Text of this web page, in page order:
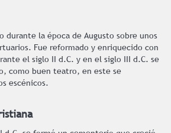
durante la época de Augusto sobre unos
Fue reformado y enriquecido con
el siglo II d.C. y en el siglo III d.C. se
como buen teatro, en este se
escénicos.